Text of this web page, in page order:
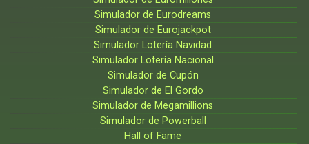
Simulador de Eurodreams
Simulador de Eurojackpot
Simulador Lotería Navidad
Simulador Lotería Nacional
Simulador de Cupón
Simulador de El Gordo
Simulador de Megamillions
Simulador de Powerball
Hall of Fame